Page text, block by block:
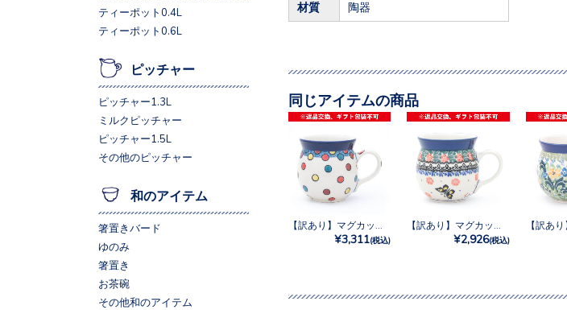
材質 陶器
同じアイテムの商品
¥3,311 (税込) ¥2,926(税込)
ティーポット0.4L
ティーポット0.6L
ピッチャー
ピッチャー1.3L
ミルクピッチャー
ピッチャー1.5L
その他のピッチャー
和のアイテム
箸置きバード
ゆのみ
箸置き
お茶碗
その他和のアイテム